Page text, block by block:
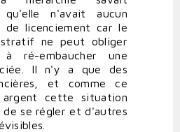
qu'elle n'avait aucun
de licenciement car le
ne peut obliger
ré-embaucher une
Il n'y a que des
et comme ce
cette situation
se régler et d'autres